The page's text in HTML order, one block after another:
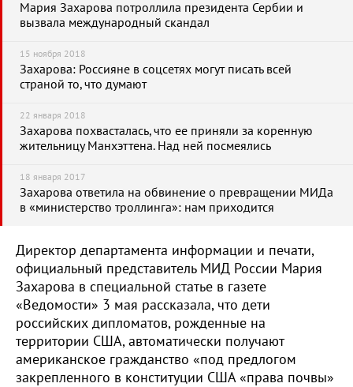
Мария Захарова потроллила президента Сербии и
вызвала международный скандал
15 ноября 2018
Захарова: Россияне в соцсетях могут писать всей
страной то, что думают
22 января 2018
Захарова похвасталась, что ее приняли за коренную
жительницу Манхэттена. Над ней посмеялись
18 января 2017
Захарова ответила на обвинение о превращении МИДа
в «министерство троллинга»: нам приходится
Директор департамента информации и печати,
официальный представитель МИД России Мария
Захарова в специальной статье в газете
«Ведомости» 3 мая рассказала, что дети
российских дипломатов, рожденные на
территории США, автоматически получают
американское гражданство «под предлогом
закрепленного в конституции США «права почвы»